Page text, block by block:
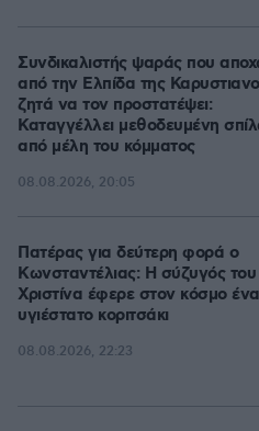
Συνδικαλιστής ψαράς που
από την Ελπίδα της
ζητά να τον προστατέψει:
Καταγγέλλει μεθοδευμένη
από μέλη του κόμματος
08.08.2026, 20:05
Πατέρας για δεύτερη φορά ο
Κωνσταντέλιας: Η σύζυγός του
Χριστίνα έφερε στον κόσμο ένα
υγιέστατο κοριτσάκι
08.08.2026, 22:23